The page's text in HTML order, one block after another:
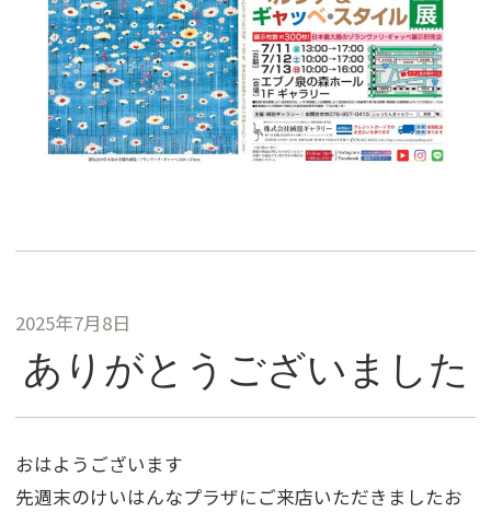
2025年7月8日
ありがとうございました
おはようございます
先週末のけいはんなプラザにご来店いただきましたお